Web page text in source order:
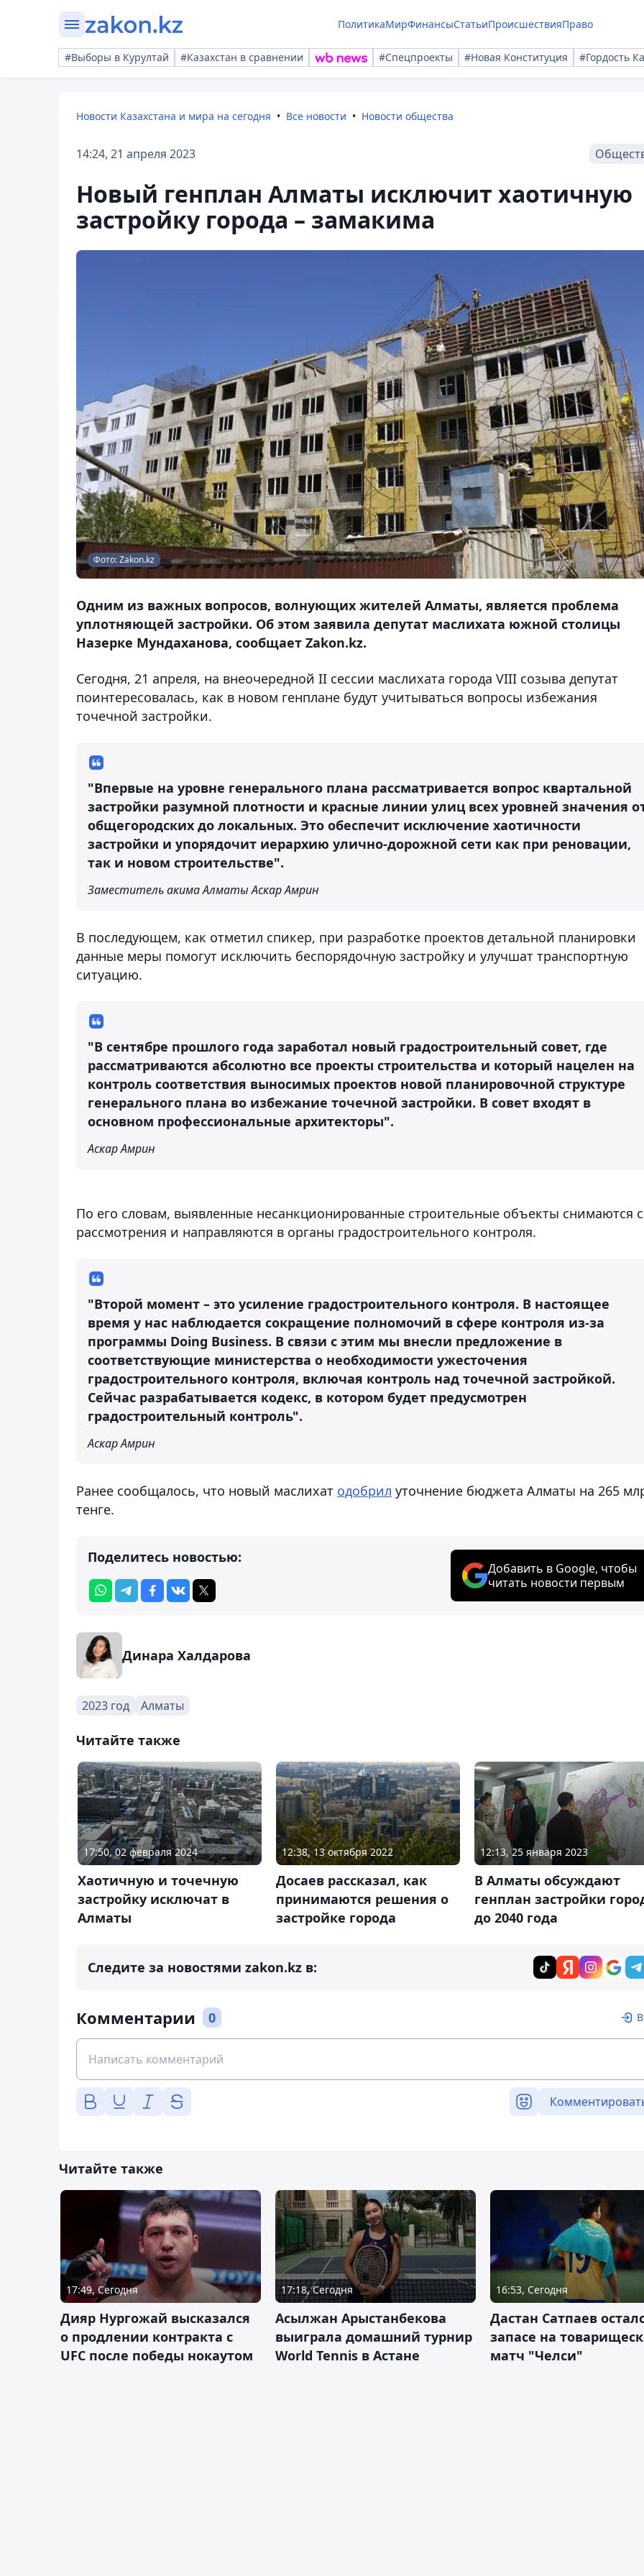
ПолитикаМирФинансыСтатьиПроисшествияПраво
#Выборы в Курултай #Казахстан в сравнении #Спецпроекты #Новая Конституция #Гордость
Новости Казахстана и мира на сегодня Все новости Новости общества
14:24, 21 апреля 2023
Новый генплан Алматы исключит хаотичную
застройку города – замакима
Фото: Zakon.kz
Одним из важных вопросов, волнующих жителей Алматы, является проблема
уплотняющей застройки. Об этом заявила депутат маслихата южной столицы
Назерке Мундаханова, сообщает Zakon.kz.
Сегодня, 21 апреля, на внеочередной ІI сессии маслихата города VIII созыва депутат
поинтересовалась, как в новом генплане будут учитываться вопросы избежания
точечной застройки.
"Впервые на уровне генерального плана рассматривается вопрос квартальной
застройки разумной плотности и красные линии улиц всех уровней значения
общегородских до локальных. Это обеспечит исключение хаотичности
застройки и упорядочит иерархию улично-дорожной сети как при реновации,
так и новом строительстве".
Заместитель акима Алматы Аскар Амрин
В последующем, как отметил спикер, при разработке проектов детальной планировки
данные меры помогут исключить беспорядочную застройку и улучшат транспортную
ситуацию.
"В сентябре прошлого года заработал новый градостроительный совет, где
рассматриваются абсолютно все проекты строительства и который нацелен на
контроль соответствия выносимых проектов новой планировочной структуре
генерального плана во избежание точечной застройки. В совет входят в
основном профессиональные архитекторы".
Аскар Амрин
По его словам, выявленные несанкционированные строительные объекты снимаются с
рассмотрения и направляются в органы градостроительного контроля.
"Второй момент – это усиление градостроительного контроля. В настоящее
время у нас наблюдается сокращение полномочий в сфере контроля из-за
программы Doing Business. В связи с этим мы внесли предложение в
соответствующие министерства о необходимости ужесточения
градостроительного контроля, включая контроль над точечной застройкой.
Сейчас разрабатывается кодекс, в котором будет предусмотрен
градостроительный контроль".
Аскар Амрин
Ранее сообщалось, что новый маслихат одобрил уточнение бюджета Алматы на 265
тенге.
Поделитесь новостью:
Добавить в Google, чтобы
читать новости первым
Динара Халдарова
2023 год Алматы
Читайте также
17:50, 02 февраля 2024
Хаотичную и точечную
застройку исключат в
Алматы
12:38, 13 октября 2022
Досаев рассказал, как
принимаются решения о
застройке города
12:13, 25 января 2023
В Алматы обсуждают
генплан застройки
до 2040 года
Следите за новостями zakon.kz в:
Комментарии 0
Читайте также
17:49, Сегодня
Дияр Нургожай высказался
о продлении контракта с
UFC после победы нокаутом
17:18, Сегодня
Асылжан Арыстанбекова
выиграла домашний турнир
World Tennis в Астане
16:53, Сегодня
Дастан Сатпаев
запасе на
матч "Челси"